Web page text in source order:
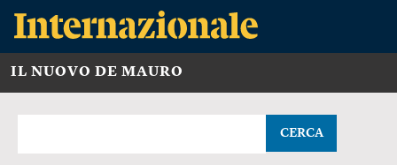
IL NUOVO DE MAURO
CERCA